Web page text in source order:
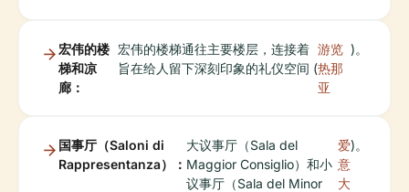
宏伟的楼
梯和凉
廊：
宏伟的楼梯通往主要楼层，连接着
旨在给人留下深刻印象的礼仪空间 (
游览
热那
亚
)。
国事厅（Saloni di
Rappresentanza）：
大议事厅（Sala del
Maggior Consiglio）和小
议事厅（Sala del Minor
爱
意
大
)。